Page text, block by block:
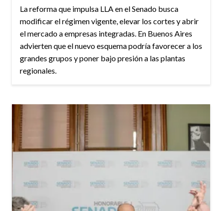
La reforma que impulsa LLA en el Senado busca
modificar el régimen vigente, elevar los cortes y abrir
el mercado a empresas integradas. En Buenos Aires
advierten que el nuevo esquema podría favorecer a los
grandes grupos y poner bajo presión a las plantas
regionales.